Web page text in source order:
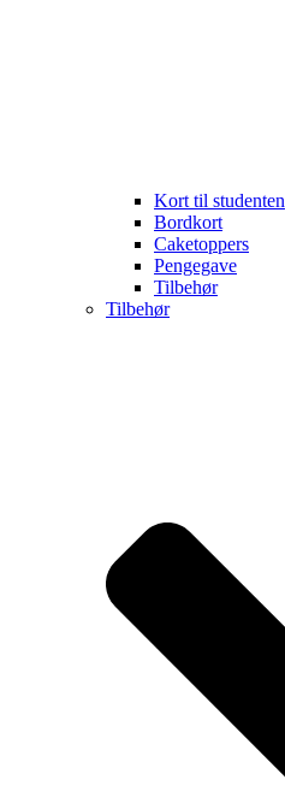
Kort til studenten
Bordkort
Caketoppers
Pengegave
Tilbehør
Tilbehør